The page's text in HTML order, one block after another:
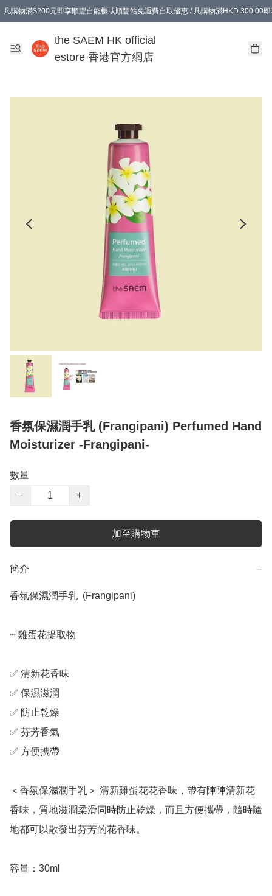
凡購物滿$200元即享順豐自能櫃或順豐站免運費自取優惠 / 凡購物滿HKD 300.00
the SAEM HK official
estore 香港官方網店
香氛保濕潤手乳 (Frangipani) Perfumed Hand
Moisturizer -Frangipani-
數量
−
+
加至購物車
簡介 −
香氛保濕潤手乳  (Frangipani)
~ 雞蛋花提取物
✅ 清新花香味
✅ 保濕滋潤
✅ 防止乾燥
✅ 芬芳香氣
✅ 方便攜帶
＜香氛保濕潤手乳＞ 清新雞蛋花花香味，帶有陣陣清新花
香味，質地滋潤柔滑同時防止乾燥，而且方便攜帶，隨時隨
地都可以散發出芬芳的花香味。
容量：30ml